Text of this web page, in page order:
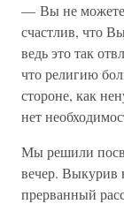
— Вы не можете
счастлив, что
ведь это так
что религию
стороне, как
нет
Мы решили
вечер. Выкурив
прерванный